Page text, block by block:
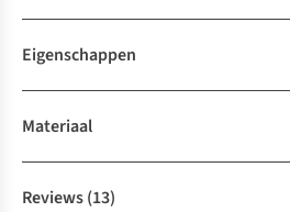
Eigenschappen
Materiaal
Reviews(13)